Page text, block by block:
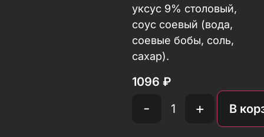
уксус 9% столовый,
соус соевый (вода,
соевые бобы, соль,
сахар).
1096 ₽
- + В